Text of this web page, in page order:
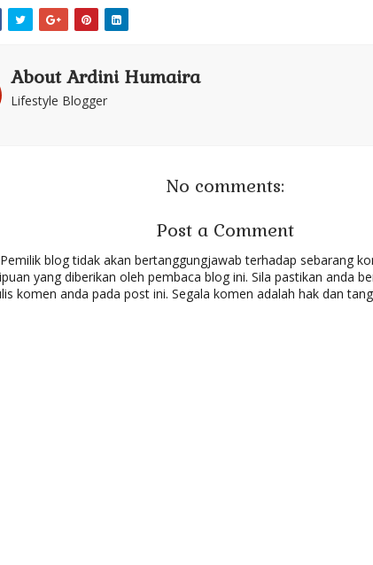
About Ardini Humaira
Lifestyle Blogger
No comments:
Post a Comment
Pemilik blog tidak akan bertanggungjawab terhadap sebarang
yang diberikan oleh pembaca blog ini. Sila pastikan anda
komen anda pada post ini. Segala komen adalah hak dan